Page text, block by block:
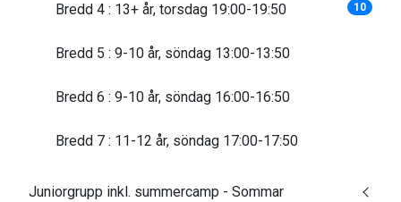
Bredd 4 : 13+ år, torsdag 19:00-19:50 10
Bredd 5 : 9-10 år, söndag 13:00-13:50
Bredd 6 : 9-10 år, söndag 16:00-16:50
Bredd 7 : 11-12 år, söndag 17:00-17:50
Juniorgrupp inkl. summercamp - Sommar